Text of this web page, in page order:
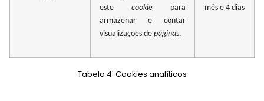
este cookie para
armazenar e contar
visualizações de páginas.
mês e 4 dias
Tabela 4. Cookies analíticos